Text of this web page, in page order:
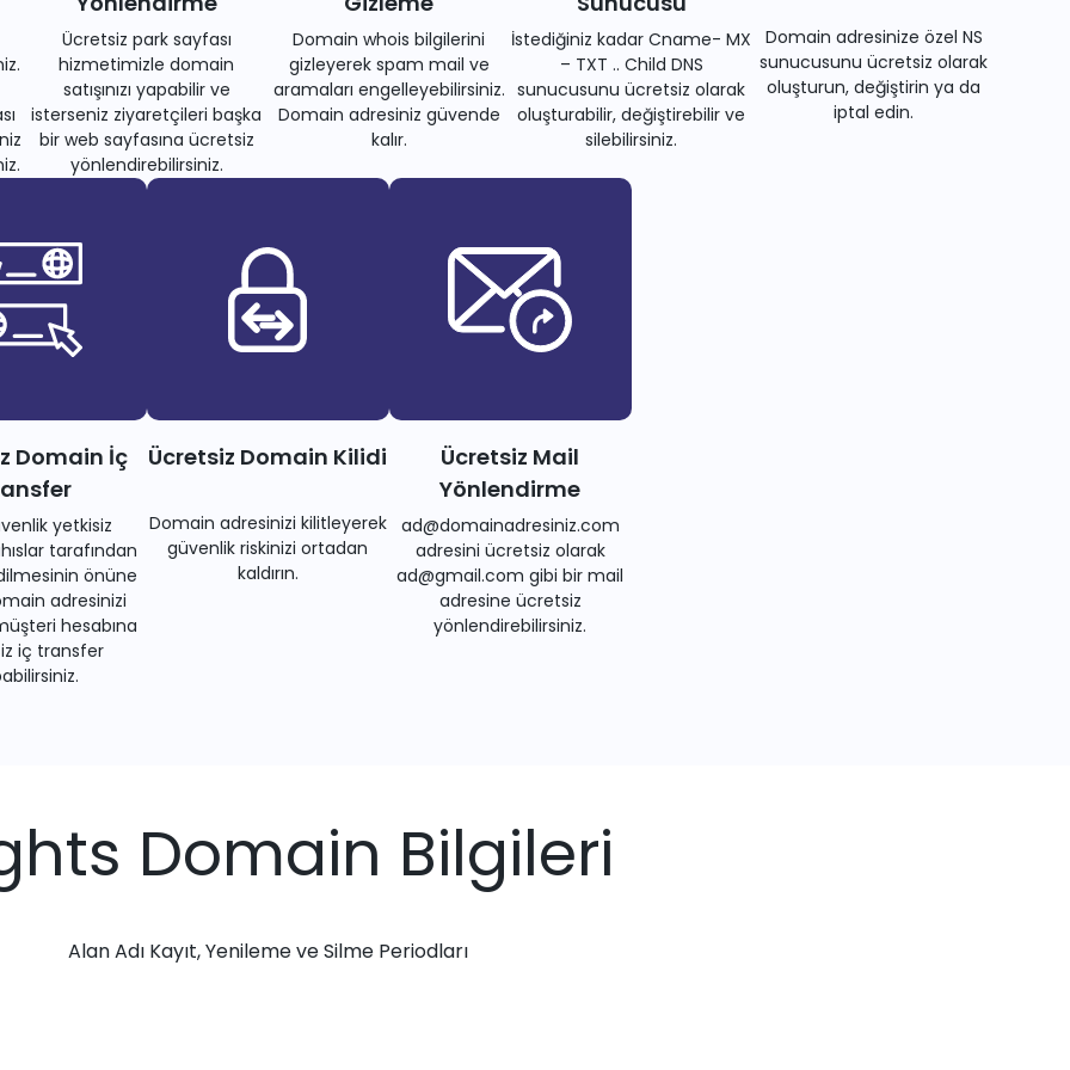
Ücretsiz park sayfası
hizmetimizle domain
satışınızı yapabilir ve
isterseniz ziyaretçileri başka
bir web sayfasına ücretsiz
yönlendirebilirsiniz.
Domain whois bilgilerini
gizleyerek spam mail ve
aramaları engelleyebilirsiniz.
Domain adresiniz güvende
kalır.
İstediğiniz kadar Cname- MX
– TXT .. Child DNS
sunucusunu ücretsiz olarak
oluşturabilir, değiştirebilir ve
silebilirsiniz.
Domain adresinize özel NS
sunucusunu ücretsiz olarak
oluşturun, değiştirin ya da
iptal edin.
Domain İç
yetkisiz
tarafından
önüne
adresinizi
hesabına
iç transfer
Ücretsiz Domain Kilidi
Domain adresinizi kilitleyerek
güvenlik riskinizi ortadan
kaldırın.
Ücretsiz Mail
Yönlendirme
ad@domainadresiniz.com
adresini ücretsiz olarak
ad@gmail.com gibi bir mail
adresine ücretsiz
yönlendirebilirsiniz.
Domain Bilgileri
Alan Adı Kayıt, Yenileme ve Silme Periodları